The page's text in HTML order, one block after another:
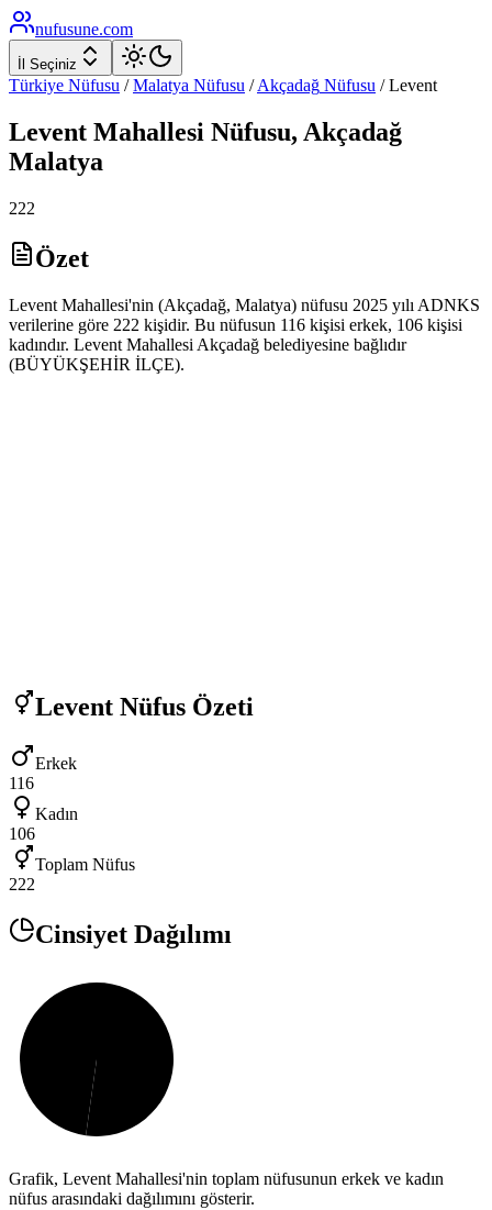
nufusune.com
İl Seçiniz
Türkiye Nüfusu / Malatya Nüfusu / Akçadağ Nüfusu /Levent
Levent Mahallesi Nüfusu, Akçadağ
Malatya
222
Özet
Levent Mahallesi'nin (Akçadağ, Malatya) nüfusu 2025 yılı ADNKS
verilerine göre 222 kişidir. Bu nüfusun 116 kişisi erkek, 106 kişisi
kadındır. Levent Mahallesi Akçadağ belediyesine bağlıdır
(BÜYÜKŞEHİR İLÇE).
Levent Nüfus Özeti
Erkek
116
Kadın
106
Toplam Nüfus
222
Cinsiyet Dağılımı
Grafik, Levent Mahallesi'nin toplam nüfusunun erkek ve kadın
nüfus arasındaki dağılımını gösterir.